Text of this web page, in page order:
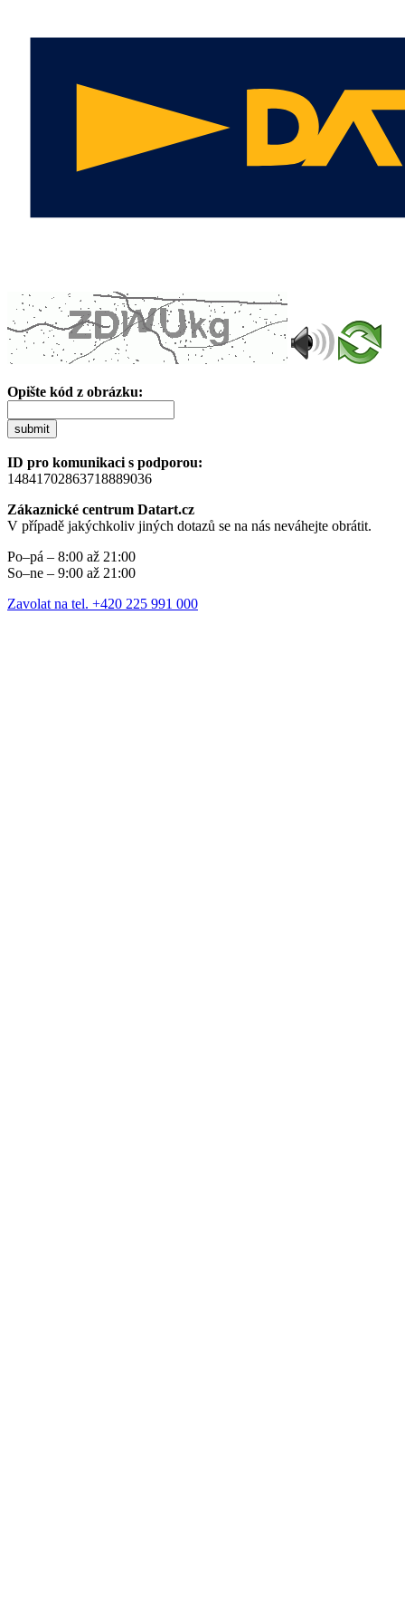
Opište kód z obrázku:
submit
ID pro komunikaci s podporou:
14841702863718889036
Zákaznické centrum Datart.cz
V případě jakýchkoliv jiných dotazů se na nás neváhejte obrátit.
Po–pá – 8:00 až 21:00
So–ne – 9:00 až 21:00
Zavolat na tel. +420 225 991 000